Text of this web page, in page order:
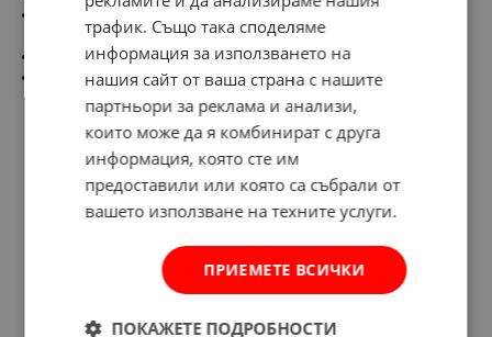
Силиконова рамка
на очите и носа - осигурява повече
комфорт и по-добро прилепяне
Регулируема каишка
UV филтърза защита на очите
трафик. Също така споделяме
информация за използването на
нашия сайт от ваша страна с нашите
партньори за реклама и анализи,
които може да я комбинират с друга
информация, която сте им
предоставили или която са събрали от
вашето използване на техните услуги.
ПРИЕМЕТЕ ВСИЧКИ
ПОКАЖЕТЕ ПОДРОБНОСТИ